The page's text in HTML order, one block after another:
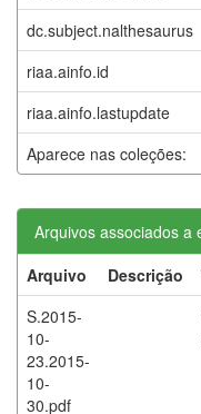
dc.subject.nalthesaurus
riaa.ainfo.id
riaa.ainfo.lastupdate
Aparece nas coleções:
Arquivos associados a
Arquivo
Descrição
S.2015-
10-
23.2015-
10-
30.pdf